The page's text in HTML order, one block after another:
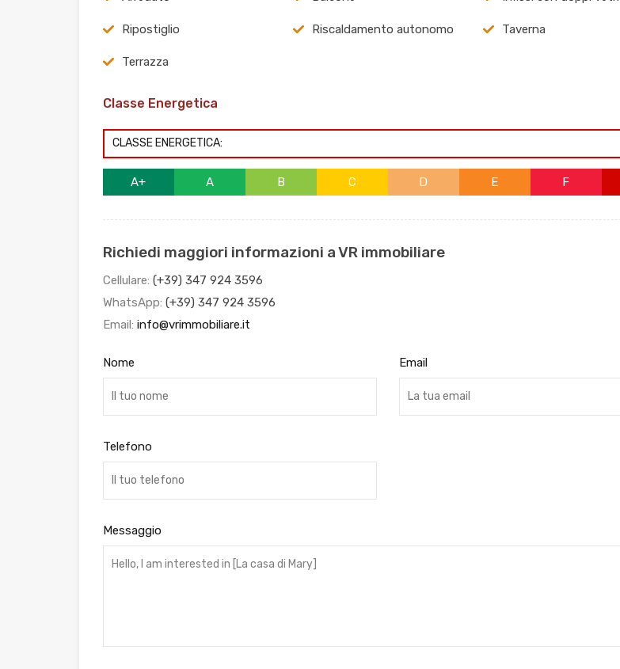
Ripostiglio Riscaldamento autonomo Taverna
Terrazza
Classe Energetica
CLASSE ENERGETICA:
A+ A B C D E F
Richiedi maggiori informazioni a VR immobiliare
Cellulare: (+39) 347 924 3596
WhatsApp: (+39) 347 924 3596
Email: info@vrimmobiliare.it
Nome Email
Telefono
Messaggio